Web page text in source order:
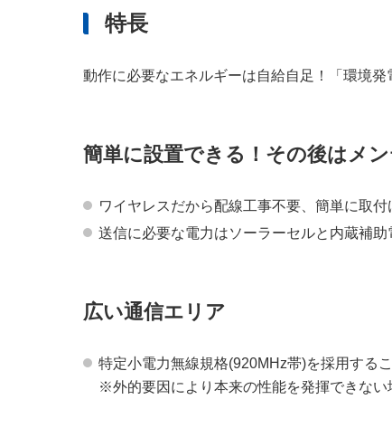
特長
動作に必要なエネルギーは自給自足！「環境
簡単に設置できる！その後はメ
ワイヤレスだから配線工事不要、簡単に取付
送信に必要な電力はソーラーセルと内蔵補
広い通信エリア
特定小電力無線規格(920MHz帯)を採用する
※外的要因により本来の性能を発揮できない